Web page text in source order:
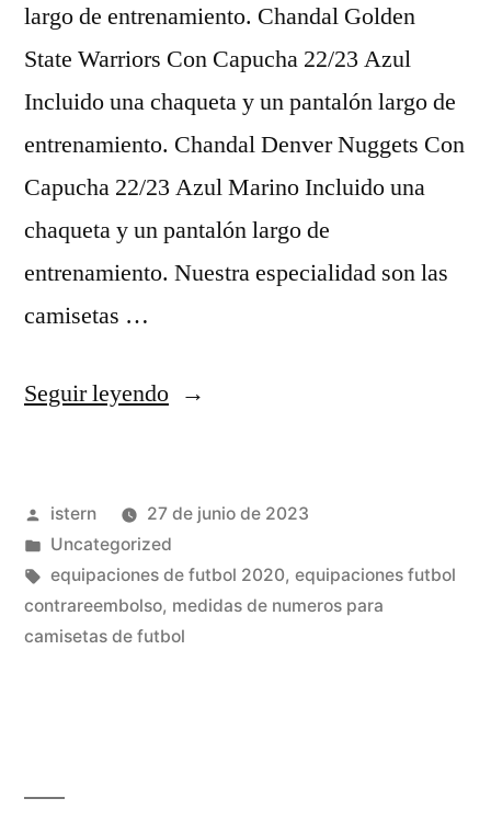
largo de entrenamiento. Chandal Golden
State Warriors Con Capucha 22/23 Azul
Incluido una chaqueta y un pantalón largo de
entrenamiento. Chandal Denver Nuggets Con
Capucha 22/23 Azul Marino Incluido una
chaqueta y un pantalón largo de
entrenamiento. Nuestra especialidad son las
camisetas …
Seguir leyendo«camisetas
real
madrid»
Publicado
por
istern
27 de junio de 2023
Publicado
en
Uncategorized
Etiquetas:
equipaciones de futbol 2020, equipaciones futbol
contrareembolso, medidas de numeros para
camisetas de futbol